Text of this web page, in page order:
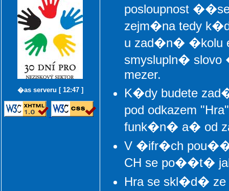
�as serveru [ 12:47 ]
posloupnost
zejm�na tedy k�d
u zad�n� �kolu
smyslupln�
mezer.
K�dy budete
pod odkazem
funk�n� a� od
V �ifr�ch
CH se po��t�
Hra se skl�d� ze